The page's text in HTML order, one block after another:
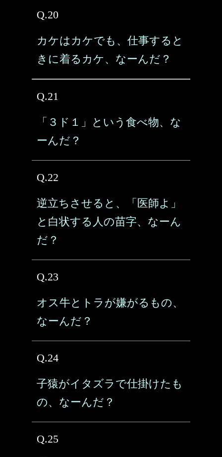
Q.20
カケはカケでも、仕事すると
きに着るカケ、なーんだ？
Q.21
「３ド１」という食べ物、な
ーんだ？
Q.22
逆立ちさせると、「医師よ」
と白状する人の苗字、なーん
だ？
Q.23
オス牛とトラが嫌がるもの、
なーんだ？
Q.24
子猿がイタズラで仕掛けたも
の、なーんだ？
Q.25